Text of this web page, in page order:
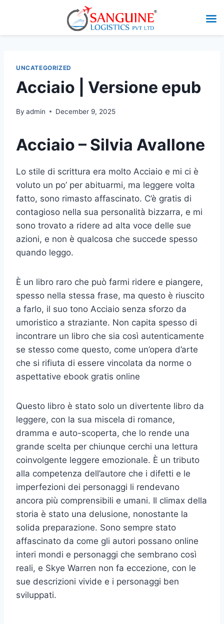
UNCATEGORIZED
Acciaio | Versione epub
By admin December 9, 2025
Acciaio – Silvia Avallone
Lo stile di scrittura era molto Acciaio e mi ci è
voluto un po’ per abituarmi, ma leggere volta
fatto, sono rimasto affascinato. C’è gratis di
contagioso nella sua personalità bizzarra, e mi
sono trovato a ridere ad alta voce delle sue
azioni, e non è qualcosa che succede spesso
quando leggo.
È un libro raro che può farmi ridere e piangere,
spesso nella stessa frase, ma questo è riuscito
a farlo, il suo tono Acciaio senza sforzo da
umoristico a straziante. Non capita spesso di
incontrare un libro che sia così autenticamente
se stesso come questo, come un’opera d’arte
che si rifiuta di essere vincolata da norme o
aspettative ebook gratis online
Questo libro è stato solo un divertente libro da
leggere, con la sua miscela di romance,
dramma e auto-scoperta, che lo rende una
grande scelta per chiunque cerchi una lettura
coinvolgente leggere emozionale. È un tributo
alla competenza dell’autore che i difetti e le
imperfezioni dei personaggi li rendevano
ancora più comprensibili e umani. Il climax della
storia è stato una delusione, nonostante la
solida preparazione. Sono sempre stato
affascinato da come gli autori possano online
interi mondi e personaggi che sembrano così
reali, e Skye Warren non fa eccezione, con le
sue descrizioni vivide e i personaggi ben
sviluppati.